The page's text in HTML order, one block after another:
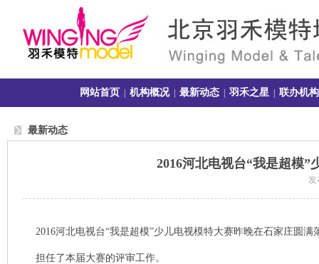
网站首页 机构概况| 最新动态 羽禾之星 联办机构
最新动态
2016河北电视台“我是超模
发
2016河北电视台“我是超模”少儿电视模特大赛昨晚在石家庄圆
担任了本届大赛的评审工作。